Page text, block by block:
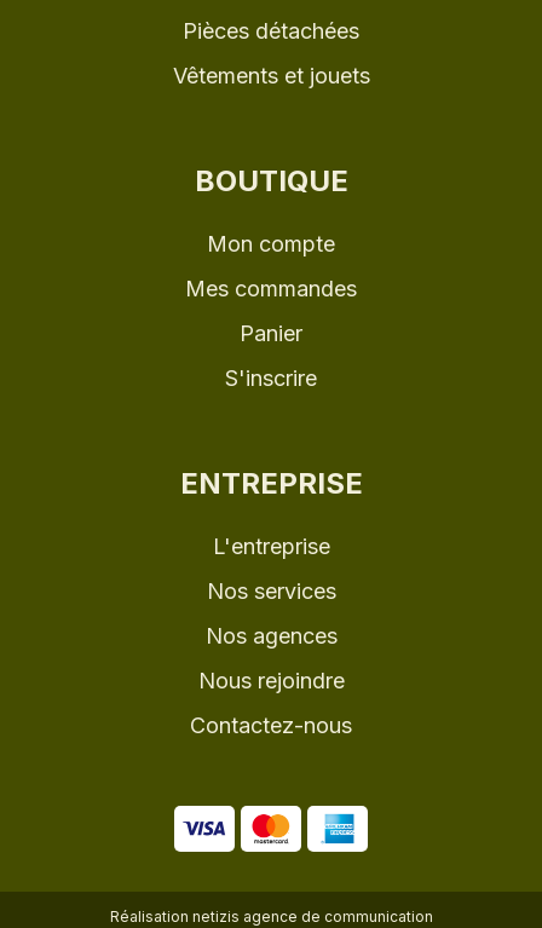
Pièces détachées
Vêtements et jouets
BOUTIQUE
Mon compte
Mes commandes
Panier
S'inscrire
ENTREPRISE
L'entreprise
Nos services
Nos agences
Nous rejoindre
Contactez-nous
Réalisation netizis agence de communication